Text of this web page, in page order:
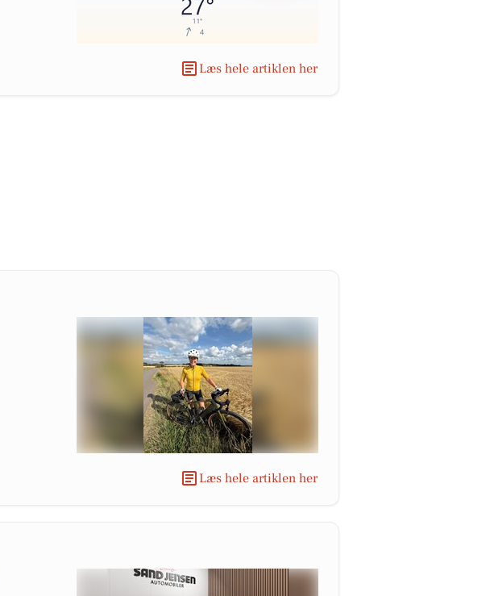
Læs hele artiklen her
Læs hele artiklen her